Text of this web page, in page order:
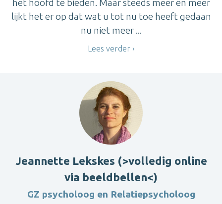
het hoofd te bieden. Maar steeds meer en meer
lijkt het er op dat wat u tot nu toe heeft gedaan
nu niet meer ...
Lees verder
Jeannette Lekskes (>volledig online
via beeldbellen<)
GZ psycholoog en Relatiepsycholoog